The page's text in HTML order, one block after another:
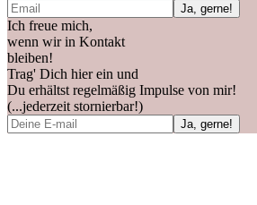
Ich freue mich,
wenn wir in Kontakt
bleiben!
Trag' Dich hier ein und
Du erhältst regelmäßig Impulse von mir!
(...jederzeit stornierbar!)